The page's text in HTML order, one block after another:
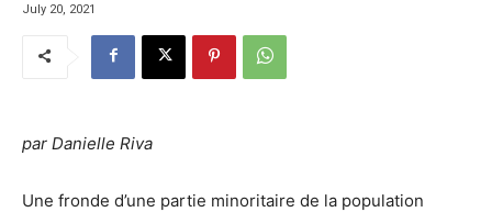
July 20, 2021
par Danielle Riva
Une fronde d’une partie minoritaire de la population